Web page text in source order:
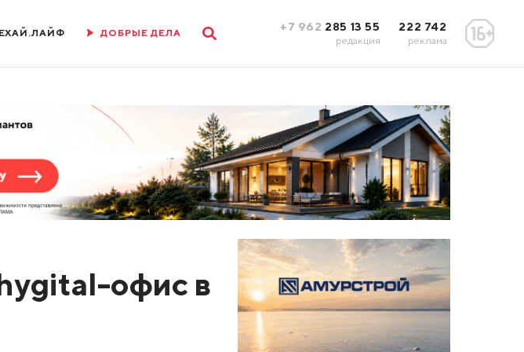
ЕХАЙ.ЛАЙФ ДОБРЫЕ ДЕЛА +7 962 285 13 55
редакция
222 742
реклама
офис в